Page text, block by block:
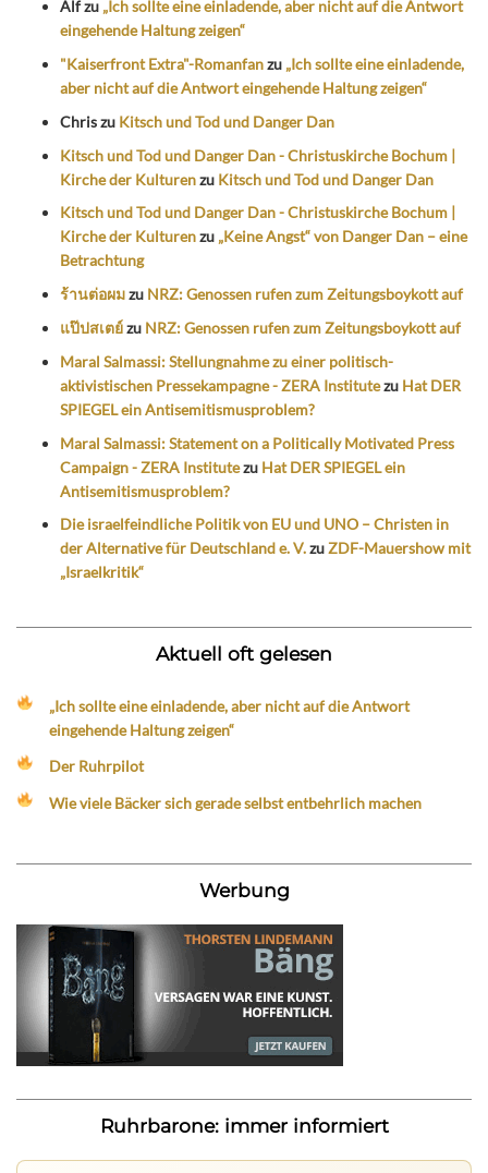
Alfzu „Ich sollte eine einladende, aber nicht auf die Antwort
eingehende Haltung zeigen“
"Kaiserfront Extra"-Romanfanzu „Ich sollte eine einladende,
aber nicht auf die Antwort eingehende Haltung zeigen“
Chriszu Kitsch und Tod und Danger Dan
Kitsch und Tod und Danger Dan - Christuskirche Bochum |
Kirche der Kulturenzu Kitsch und Tod und Danger Dan
Kitsch und Tod und Danger Dan - Christuskirche Bochum |
Kirche der Kulturenzu „Keine Angst“ von Danger Dan – eine
Betrachtung
ร้านต่อผมzu NRZ: Genossen rufen zum Zeitungsboykott auf
แป๊ปสเตย์zu NRZ: Genossen rufen zum Zeitungsboykott auf
Maral Salmassi: Stellungnahme zu einer politisch-
aktivistischen Pressekampagne - ZERA Institutezu Hat DER
SPIEGEL ein Antisemitismusproblem?
Maral Salmassi: Statement on a Politically Motivated Press
Campaign - ZERA Institutezu Hat DER SPIEGEL ein
Antisemitismusproblem?
Die israelfeindliche Politik von EU und UNO – Christen in
der Alternative für Deutschland e. V.zuZDF-Mauershow mit
„Israelkritik“
Aktuell oft gelesen
„Ich sollte eine einladende, aber nicht auf die Antwort
eingehende Haltung zeigen“
Der Ruhrpilot
Wie viele Bäcker sich gerade selbst entbehrlich machen
Werbung
Ruhrbarone: immer informiert